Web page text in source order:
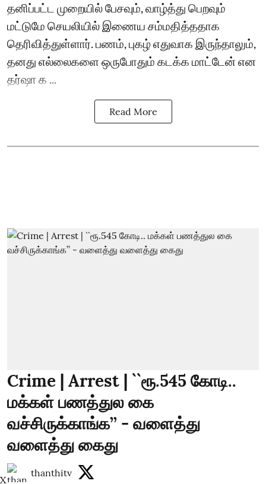
தனிப்பட்ட முறையில் பேசவும், வாழ்த்து பெறவும்
மட்டுமே செயலியில் இணைய சம்மதித்ததாக
தெரிவித்துள்ளார். பணம், புகழ் எதுவாக இருந்தாலும்,
தனது எல்லைகளை ஒருபோதும் கடக்க மாட்டேன் என
தர்ஷா க ...
Read More
Crime | Arrest | ``ரூ.545 கோடி..
மக்கள் பணத்துல கை
வச்சிருக்காங்க’’ - வளைத்து
வளைத்து கைது
thanthitv
X